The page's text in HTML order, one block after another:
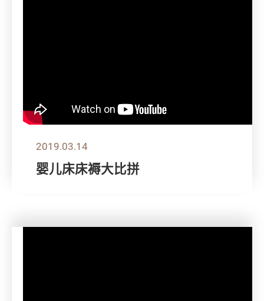
2019.03.14
婴儿床床褥大比拼